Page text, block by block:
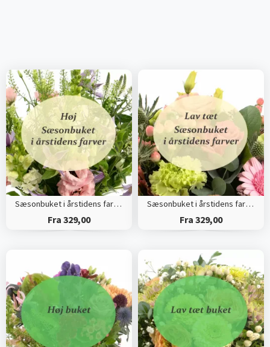
Sæsonbuket i årstidens farver (Høj)
Fra 329,00
Sæsonbuket i årstidens farver (Tæt)
Fra 329,00